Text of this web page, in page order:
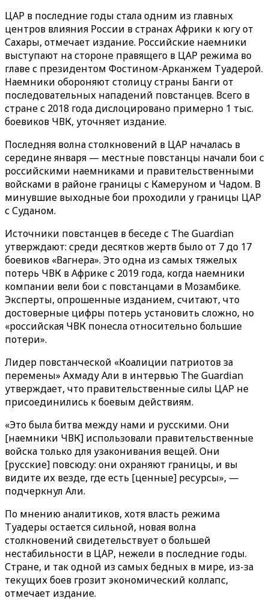
ЦАР в последние годы стала одним из главных
центров влияния России в странах Африки к югу от
Сахары, отмечает издание. Российские наемники
выступают на стороне правящего в ЦАР режима во
главе с президентом Фостином-Арканжем Туадерой.
Наемники обороняют столицу страны Банги от
последовательных нападений повстанцев. Всего в
стране с 2018 года дислоцировано примерно 1 тыс.
боевиков ЧВК, уточняет издание.
Последняя волна столкновений в ЦАР началась в
середине января — местные повстанцы начали бои с
российскими наемниками и правительственными
войсками в районе границы с Камеруном и Чадом. В
минувшие выходные бои проходили у границы ЦАР
с Суданом.
Источники повстанцев в беседе с The Guardian
утверждают: среди десятков жертв было от 7 до 17
боевиков «‎‎Вагнера». Это одна из самых тяжелых
потерь ЧВК в Африке с 2019 года, когда наемники
компании вели бои с повстанцами в Мозамбике.
Эксперты, опрошенные изданием, считают, что
достоверные цифры потерь установить сложно, но
«российская ЧВК понесла относительно большие
потери».
Лидер повстанческой «‎‎Коалиции патриотов за
перемены» Ахмаду Али в интервью The Guardian
утверждает, что правительственные силы ЦАР не
присоединились к боевым действиям.
«Это была битва между нами и русскими. Они
[наемники ЧВК] использовали правительственные
войска только для узаконивания вещей. Они
[русские] повсюду: они охраняют границы, и вы
видите их везде, где есть [ценные] ресурсы», —
подчеркнул Али.
По мнению аналитиков, хотя власть режима
Туадеры остается сильной, новая волна
столкновений свидетельствует о большей
нестабильности в ЦАР, нежели в последние годы.
Стране, и так одной из самых бедных в мире, из-за
текущих боев грозит экономический коллапс,
отмечает издание.